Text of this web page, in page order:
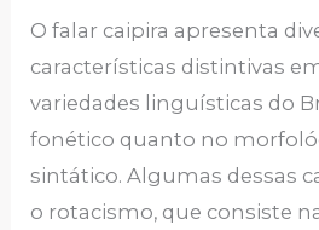
O falar caipira apresenta
características distintivas
variedades linguísticas do
fonético quanto no
sintático. Algumas dessas
o rotacismo, que consiste